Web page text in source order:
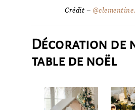
Crédit –
Décoration de
table de noël